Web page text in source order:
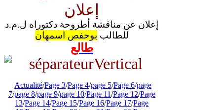
إعلان
إعلان عن مناقشة أطروحة دكتوراه ل.م.د
للطالب بوحفص اسمهان
طالع
Actualité/Page 3/Page 4/page 5/Page 6/page
7/page 8/page 9/page 10/Page 11/Page 12/Page
13/Page 14/Page 15/Page 16/Page 17/Page